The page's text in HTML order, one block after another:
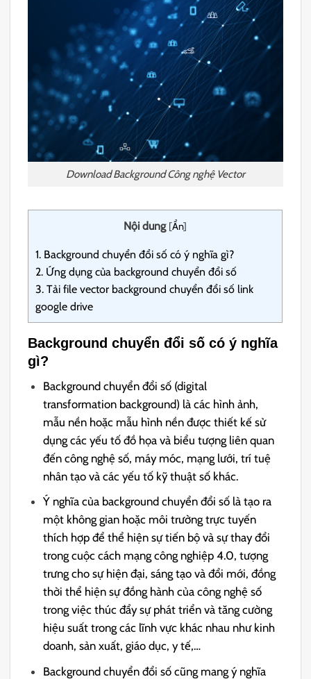
Download Background Công nghệ Vector
Nội dung [Ẩn]
1. Background chuyển đổi số có ý nghĩa gì?
2. Ứng dụng của background chuyển đổi số
3. Tải file vector background chuyển đổi số link
google drive
Background chuyển đổi số có ý nghĩa
gì?
Background chuyển đổi số (digital
transformation background) là các hình ảnh,
mẫu nền hoặc mẫu hình nền được thiết kế sử
dụng các yếu tố đồ họa và biểu tượng liên quan
đến công nghệ số, máy móc, mạng lưới, trí tuệ
nhân tạo và các yếu tố kỹ thuật số khác.
Ý nghĩa của background chuyển đổi số là tạo ra
một không gian hoặc môi trường trực tuyến
thích hợp để thể hiện sự tiến bộ và sự thay đổi
trong cuộc cách mạng công nghiệp 4.0, tượng
trưng cho sự hiện đại, sáng tạo và đổi mới, đồng
thời thể hiện sự đồng hành của công nghệ số
trong việc thúc đẩy sự phát triển và tăng cường
hiệu suất trong các lĩnh vực khác nhau như kinh
doanh, sản xuất, giáo dục, y tế,…
Background chuyển đổi số cũng mang ý nghĩa